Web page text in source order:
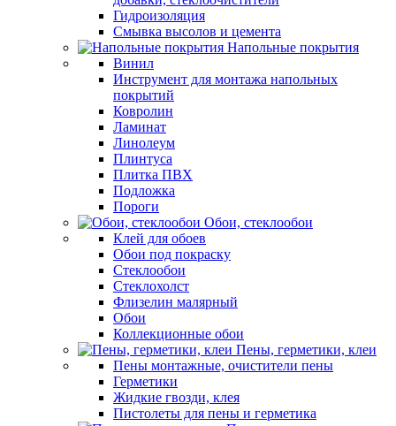
Гидроизоляция
Смывка высолов и цемента
Напольные покрытия
Винил
Инструмент для монтажа напольных
покрытий
Ковролин
Ламинат
Линолеум
Плинтуса
Плитка ПВХ
Подложка
Пороги
Обои, стеклообои
Клей для обоев
Обои под покраску
Стеклообои
Стеклохолст
Флизелин малярный
Обои
Коллекционные обои
Пены, герметики, клеи
Пены монтажные, очистители пены
Герметики
Жидкие гвозди, клея
Пистолеты для пены и герметика